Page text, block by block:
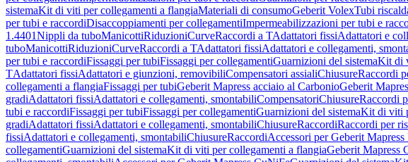
sistemaKit di viti per collegamenti a flangiaMateriali di consumoGeberit VolexTubi
per tubi e raccordiDisaccoppiamenti per collegamentiImpermeabilizzazioni per tubi e
1.4401Nippli da tuboManicottiRiduzioniCurveRaccordi a TAdattatori fissiAdattatori e
tuboManicottiRiduzioniCurveRaccordi a TAdattatori fissiAdattatori e collegamenti,
per tubi e raccordiFissaggi per tubiFissaggi per collegamentiGuarnizioni del sistemaKit di
TAdattatori fissiAdattatori e giunzioni, removibiliCompensatori assialiChiusureRaccordi
collegamenti a flangiaFissaggi per tubiGeberit Mapress acciaio al CarbonioGeberit
gradiAdattatori fissiAdattatori e collegamenti, smontabiliCompensatoriChiusureRaccordi
tubi e raccordiFissaggi per tubiFissaggi per collegamentiGuarnizioni del sistemaKit di viti
gradiAdattatori fissiAdattatori e collegamenti, smontabiliChiusureRaccordiRaccordi per
fissiAdattatori e collegamenti, smontabiliChiusureRaccordiAccessori per Geberit Mapress
collegamentiGuarnizioni del sistemaKit di viti per collegamenti a flangiaGeberit Mapress